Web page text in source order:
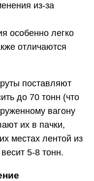
из-за
особенно легко
отличаются
поставляют
до 70 тонн (что
вагону
их в пачки,
местах лентой из
5-8 тонн.